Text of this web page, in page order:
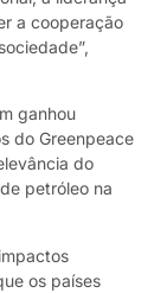
a cooperação
ganhou
do Greenpeace
do
petróleo na
os países